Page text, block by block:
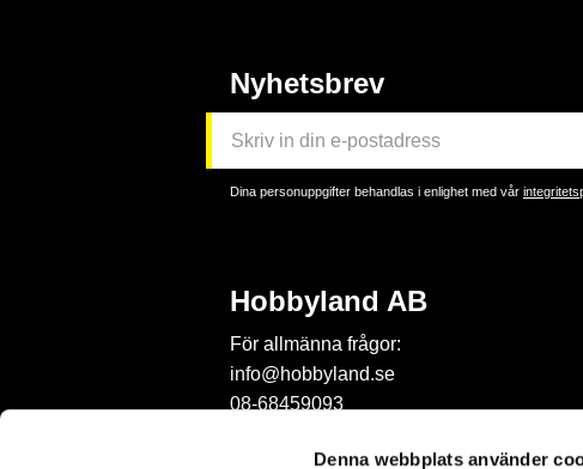
Denna webbplats använder
Nyhetsbrev
Dina personuppgifter behandlas i enlighet med vår
Hobbyland AB
För allmänna frågor:
info@hobbyland.se
08-68459093